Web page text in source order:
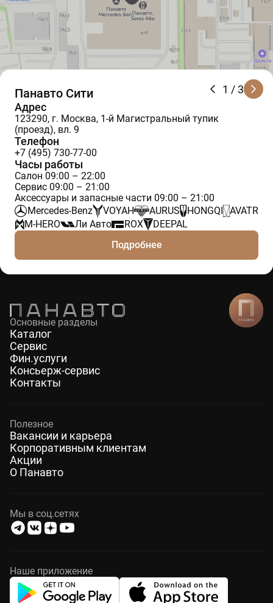
1 / 3
Панавто Сити
Адрес
123290, г. Москва, 1-й Магистральный тупик
(проезд), вл. 9
Телефон
+7 (495) 730-77-00
Часы работы
Салон 09:00 – 22:00
Сервис 09:00 – 21:00
Аксессуары и запасные части 09:00 – 21:00
Mercedes-Benz
VOYAH AURUS HONGQI
AVATR
M-HERO
Ли Авто ROX
DEEPAL
Подробнее
Основные разделы
Каталог
Сервис
Фин.услуги
Консьерж-сервис
Контакты
Полезное
Вакансии и карьера
Корпоративным клиентам
Акции
О Панавто
Мы в соц.сетях
Наше приложение